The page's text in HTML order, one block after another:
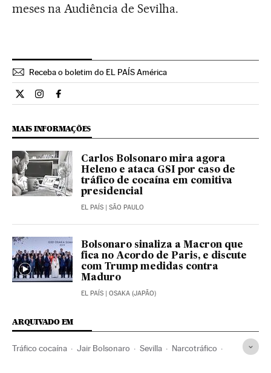
meses na Audiência de Sevilha.
Receba o boletim do EL PAÍS América
Internacional El País Brasil en Twitter
Internacional El País Brasil en Instagram
Internacional El País Brasil en Facebook
MAIS INFORMAÇÕES
Carlos Bolsonaro mira agora
Heleno e ataca GSI por caso de
tráfico de cocaína em comitiva
presidencial
EL PAÍS | SÃO PAULO
Bolsonaro sinaliza a Macron que
fica no Acordo de Paris, e discute
com Trump medidas contra
Maduro
EL PAÍS | OSAKA (JAPÃO)
ARQUIVADO EM
Tráfico cocaína Jair Bolsonaro Sevilla Narcotráfico